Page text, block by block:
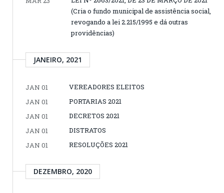
(Cria o fundo municipal de assistência social,
revogando a lei 2.215/1995 e dá outras
providências)
JANEIRO, 2021
JAN 01
VEREADORES ELEITOS
JAN 01
PORTARIAS 2021
JAN 01
DECRETOS 2021
JAN 01
DISTRATOS
JAN 01
RESOLUÇÕES 2021
DEZEMBRO, 2020